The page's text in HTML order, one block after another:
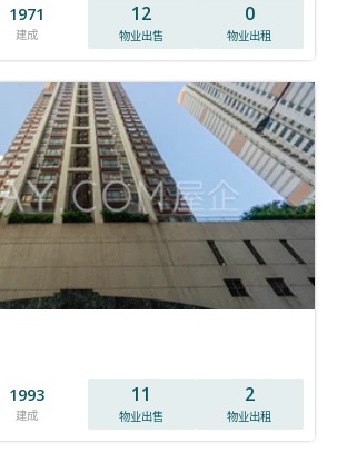
1971
建成
12
物业出售
0
物业出租
1993
建成
11
物业出售
2
物业出租